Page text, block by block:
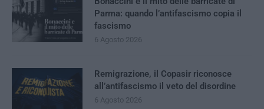
Parma: quando l’antifascismo copia il
fascismo
6 Agosto 2026
Remigrazione, il Copasir riconosce
all’antifascismo il veto del disordine
6 Agosto 2026